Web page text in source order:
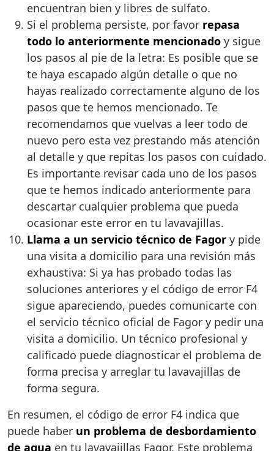
encuentran bien y libres de sulfato.
Si el problema persiste, por favor repasa
todo lo anteriormente mencionado y sigue
los pasos al pie de la letra: Es posible que se
te haya escapado algún detalle o que no
hayas realizado correctamente alguno de los
pasos que te hemos mencionado. Te
recomendamos que vuelvas a leer todo de
nuevo pero esta vez prestando más atención
al detalle y que repitas los pasos con cuidado.
Es importante revisar cada uno de los pasos
que te hemos indicado anteriormente para
descartar cualquier problema que pueda
ocasionar este error en tu lavavajillas.
Llama a un servicio técnico de Fagor y pide
una visita a domicilio para una revisión más
exhaustiva: Si ya has probado todas las
soluciones anteriores y el código de error F4
sigue apareciendo, puedes comunicarte con
el servicio técnico oficial de Fagor y pedir una
visita a domicilio. Un técnico profesional y
calificado puede diagnosticar el problema de
forma precisa y arreglar tu lavavajillas de
forma segura.
En resumen, el código de error F4 indica que
puede haber un problema de desbordamiento
de agua en tu lavavajillas Fagor. Este problema